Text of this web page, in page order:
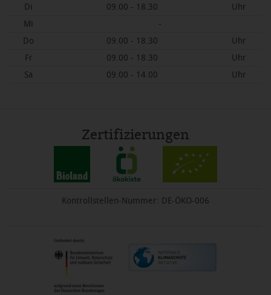
Di
09.00 - 18.30
Uhr
Mi
-
Do
09.00 - 18.30
Uhr
Fr
09.00 - 18.30
Uhr
Sa
09.00 - 14.00 Uhr
Zertifizierungen
Kontrollstellen-Nummer: DE-ÖKO-006